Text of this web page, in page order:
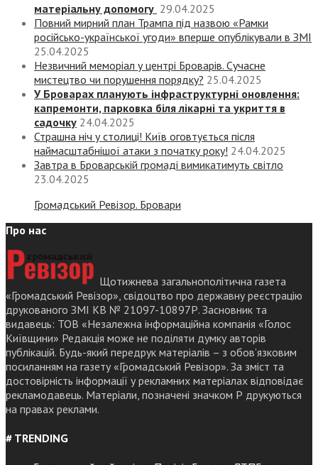
матеріальну допомогу 29.04.2025
Повний мирний план Трампа під назвою «‎Рамки
російсько-української угоди» вперше опублікували в ЗМІ
25.04.2025
Незвичний меморіал у центрі Броварів. Сучасне
мистецтво чи порушення порядку? 25.04.2025
У Броварах планують інфраструктурні оновлення:
капремонти, парковка біля лікарні та укриття в
садочку 24.04.2025
Страшна ніч у столиці! Київ оговтується після
наймасштабнішої атаки з початку року! 24.04.2025
Завтра в Броварській громаді вимикатимуть світло
23.04.2025
Громадський Ревізор. Бровари
Про нас
Щотижнева загальнополітична газета
«Громадський Ревізор», свідоцтво про державну реєстрацію
друкованого ЗМІ КВ № 21097-10897Р. Засновник та
видавець: ТОВ «Незалежна інформаційна компанія «Голос
Київщини» Редакція може не поділяти думку авторів
публікацій. Будь-який передрук матеріалів – з обов’язковим
посиланням на газету «Громадський Ревізор». За зміст та
достовірність інформації у рекламних матеріалах відповідає
рекламодавець. Матеріали, позначені значком Р друкуються
на правах реклами.
# TRENDING